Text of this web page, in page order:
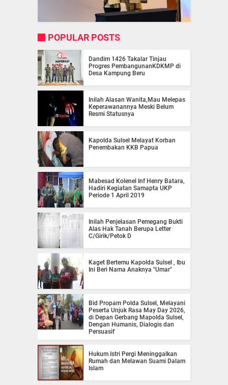
POPULAR POSTS
Dandim 1426 Takalar Tinjau
Progres PembangunanKDKMP di
Desa Kampung Beru
Inilah Alasan Wanita,Mau Melepas
Keperawanannya Meski Belum
Resmi Statusnya
Kapolda Sulsel Melayat Korban
Penembakan KKB Papua
Mabesad Kolenel Inf Henry Batara,
Hadiri Kegiatan Samapta UKP
Periode 1 April 2019
Inilah Penjelasan Pemegang Bukti
Alas Hak Tanah Berupa Letter
C/Girik/Petok D
Kaget Bertemu Kapolda Sulsel , Ibu
Ini Beri Nama Anaknya "Umar"
Bid Propam Polda Sulsel, Melayani
Peserta Unjuk Rasa May Day 2026,
di Depan Gerbang Mapolda Sulsel,
Dengan Humanis, Dialogis dan
Persuasif
Hukum Istri Pergi Meninggalkan
Rumah dan Melawan Suami Dalam
Islam